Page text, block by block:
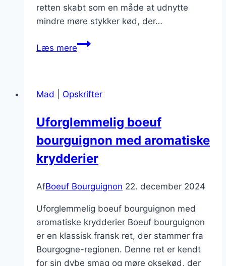
retten skabt som en måde at udnytte
mindre møre stykker kød, der…
Læs mereBoeuf
gryde
bedstefar
lavede
det
Mad Opskrifter
Uforglemmelig boeuf
bourguignon med aromatiske
krydderier
AfBoeuf Bourguignon 22. december 2024
Uforglemmelig boeuf bourguignon med
aromatiske krydderier Boeuf bourguignon
er en klassisk fransk ret, der stammer fra
Bourgogne-regionen. Denne ret er kendt
for sin dybe smag og møre oksekød, der